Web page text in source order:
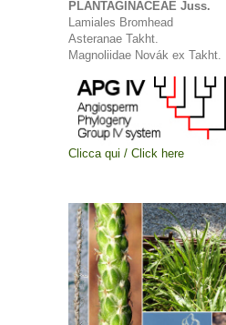
PLANTAGINACEAE Juss.
Lamiales Bromhead
Asteranae Takht.
Magnoliidae Novák ex Takht.
Clicca qui / Click here